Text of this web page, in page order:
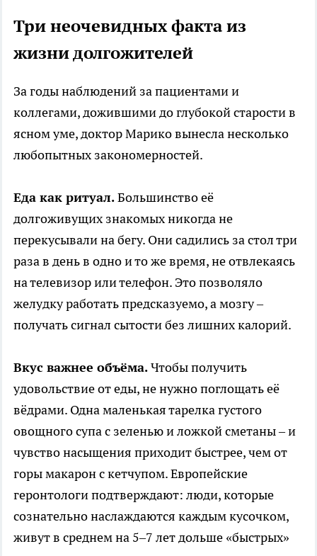
Три неочевидных факта из
жизни долгожителей
За годы наблюдений за пациентами и
коллегами, дожившими до глубокой старости в
ясном уме, доктор Марико вынесла несколько
любопытных закономерностей.
Еда как ритуал.Большинство её
долгоживущих знакомых никогда не
перекусывали на бегу. Они садились за стол три
раза в день в одно и то же время, не отвлекаясь
на телевизор или телефон. Это позволяло
желудку работать предсказуемо, а мозгу –
получать сигнал сытости без лишних калорий.
Вкус важнее объёма.Чтобы получить
удовольствие от еды, не нужно поглощать её
вёдрами. Одна маленькая тарелка густого
овощного супа с зеленью и ложкой сметаны – и
чувство насыщения приходит быстрее, чем от
горы макарон с кетчупом. Европейские
геронтологи подтверждают: люди, которые
сознательно наслаждаются каждым кусочком,
живут в среднем на 5–7 лет дольше «быстрых»